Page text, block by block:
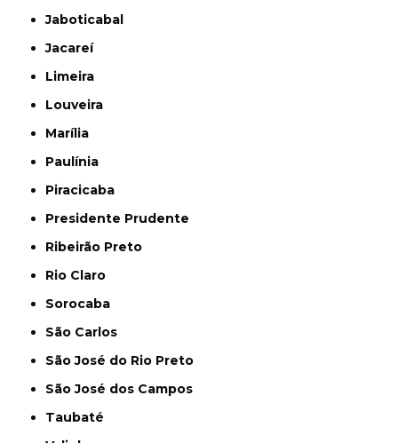
Jaboticabal
Jacareí
Limeira
Louveira
Marília
Paulínia
Piracicaba
Presidente Prudente
Ribeirão Preto
Rio Claro
Sorocaba
São Carlos
São José do Rio Preto
São José dos Campos
Taubaté